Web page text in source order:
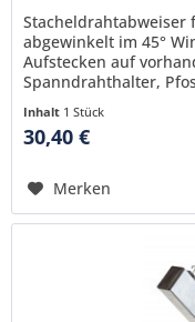
Stacheldrahtabweiser
abgewinkelt im 45°
Aufstecken auf
Spanndrahthalter,
Inhalt 1 Stück
30,40 €
Merken